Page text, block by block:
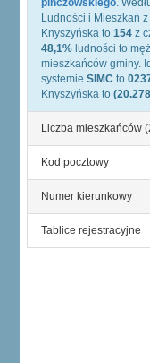
pińczowskiego.
Ludności i Mieszkań
Knyszyńska to 154 z
48,1% ludności to
mieszkańców gminy.
systemie SIMC to
Knyszyńska to
Liczba mieszkańców
Kod pocztowy
Numer kierunkowy
Tablice rejestracyjne